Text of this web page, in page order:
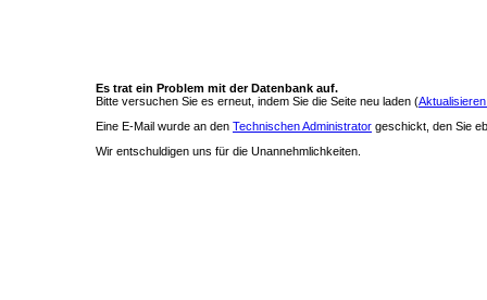
Es trat ein Problem mit der Datenbank auf.
Bitte versuchen Sie es erneut, indem Sie die Seite neu laden (
Eine E-Mail wurde an den Technischen Administrator geschickt, den Sie
Wir entschuldigen uns für die Unannehmlichkeiten.